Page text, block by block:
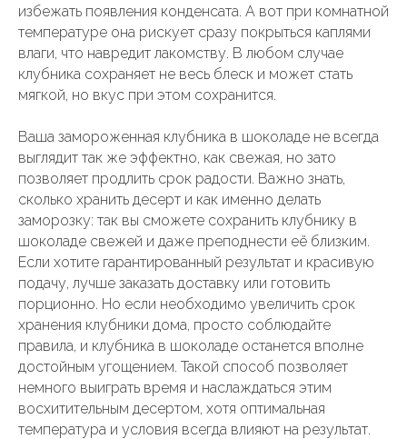
избежать появления конденсата. А вот при комнатной
температуре она рискует сразу покрыться каплями
влаги, что навредит лакомству. В любом случае
клубника сохраняет не весь блеск и может стать
мягкой, но вкус при этом сохранится.
Ваша замороженная клубника в шоколаде не всегда
выглядит так же эффектно, как свежая, но зато
позволяет продлить срок радости. Важно знать,
сколько хранить десерт и как именно делать
заморозку: так вы сможете сохранить клубнику в
шоколаде свежей и даже преподнести её близким.
Если хотите гарантированный результат и красивую
подачу, лучше заказать доставку или готовить
порционно. Но если необходимо увеличить срок
хранения клубники дома, просто соблюдайте
правила, и клубника в шоколаде останется вполне
достойным угощением. Такой способ позволяет
немного выиграть время и наслаждаться этим
восхитительным десертом, хотя оптимальная
температура и условия всегда влияют на результат.